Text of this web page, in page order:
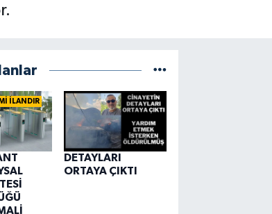
İLANDIR
DETAYLARI
ORTAYA ÇIKTI